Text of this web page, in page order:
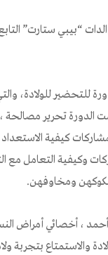
“بيبي ستارت”
للتحضير للولادة،
الدورة تحرير مصالحة
كيفية الاستعداد
وكيفية التعامل مع
ومخاوفهن.
، أخصائي أمراض
والاستمتاع